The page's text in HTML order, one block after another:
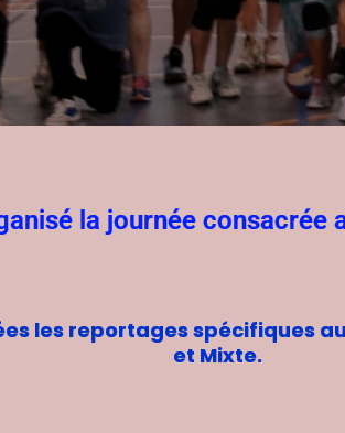
la journée consacrée
les reportages spécifiques
et Mixte.